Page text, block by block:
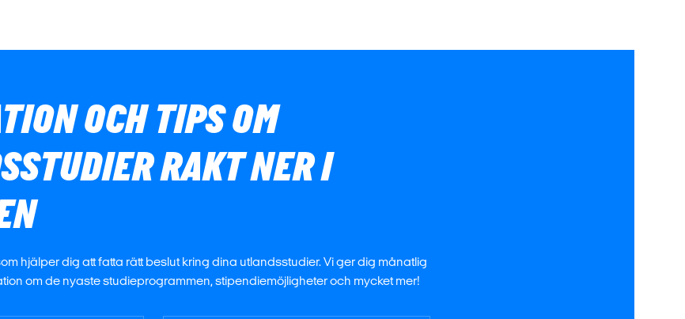
OCH TIPS OM
RAKT NER I
hjälper dig att fatta rätt beslut kring dina utlandsstudier. Vi ger dig månatlig
om de nyaste studieprogrammen, stipendiemöjligheter och mycket mer!